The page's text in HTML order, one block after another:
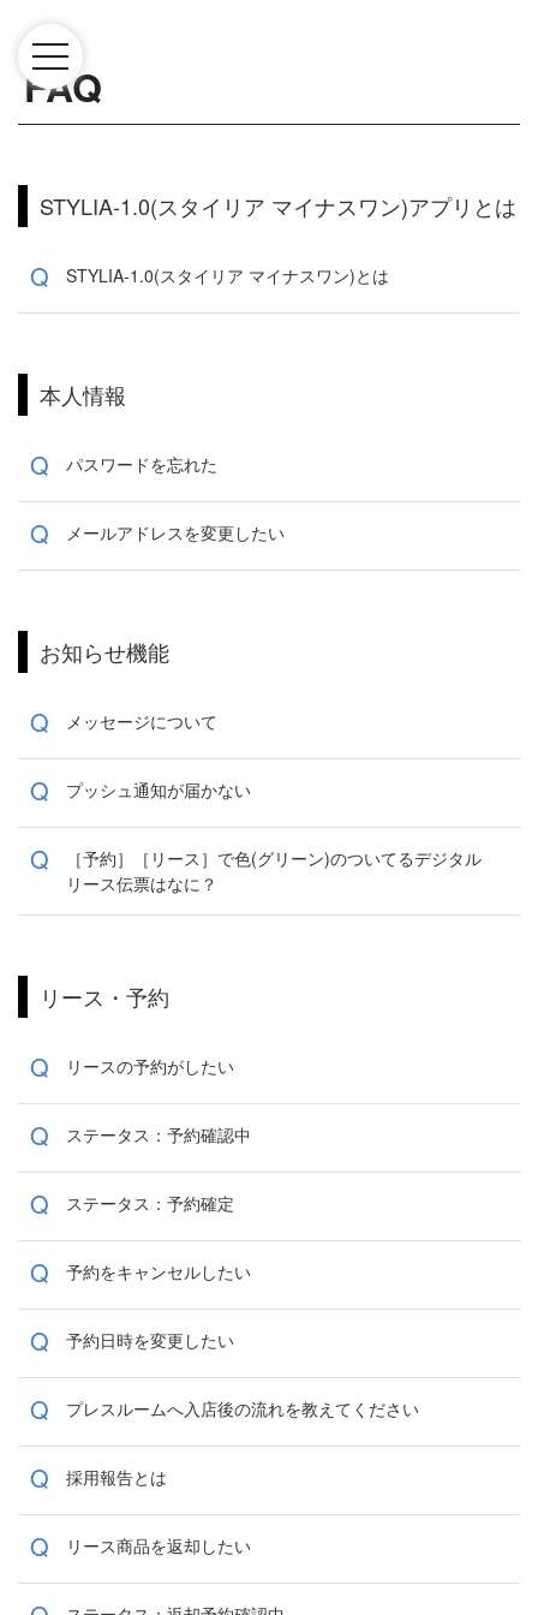
FAQ
STYLIA-1.0(スタイリア マイナスワン)アプリとは
Q STYLIA-1.0(スタイリア マイナスワン)とは
本人情報
Q パスワードを忘れた
Q メールアドレスを変更したい
お知らせ機能
Q メッセージについて
Q プッシュ通知が届かない
Q
［予約］［リース］で色(グリーン)のついてるデジタル
リース伝票はなに？
リース・予約
Q リースの予約がしたい
Q ステータス：予約確認中
Q ステータス：予約確定
Q 予約をキャンセルしたい
Q 予約日時を変更したい
Q プレスルームへ入店後の流れを教えてください
Q 採用報告とは
Q リース商品を返却したい